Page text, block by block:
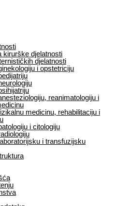
kirurške djelatnosti
djelatnosti
i opstetriciju
reanimatologiju i
medicinu, rehabilitaciju i
i citologiju
i transfuzijsku